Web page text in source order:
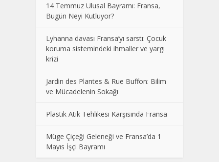
14 Temmuz Ulusal Bayramı: Fransa,
Bugün Neyi Kutluyor?
Lyhanna davası Fransa’yı sarstı: Çocuk
koruma sistemindeki ihmaller ve yargı
krizi
Jardin des Plantes & Rue Buffon: Bilim
ve Mücadelenin Sokağı
Plastik Atık Tehlikesi Karşısında Fransa
Müge Çiçeği Geleneği ve Fransa’da 1
Mayıs İşçi Bayramı